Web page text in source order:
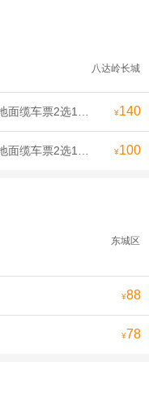
八达岭长城
¥140
¥100
东城区
¥88
¥78